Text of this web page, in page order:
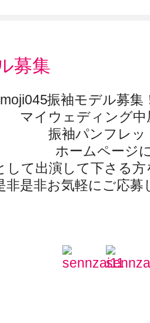
募集
振袖モデル募
マイウェディング中
振袖パンフレッ
ホームページ
して出演して下さる
非是非お気軽にご応